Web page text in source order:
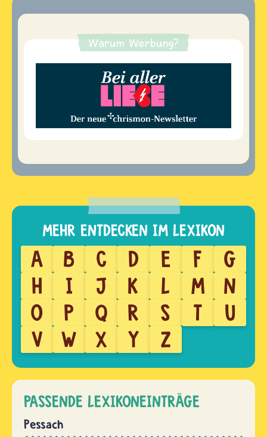
Warum Werbung?
A B C D E F
G
H
I J K L M
N
O
P Q R S T
U
V
W X Y Z
PASSENDE LEXIKONEINTRÄGE
Pessach